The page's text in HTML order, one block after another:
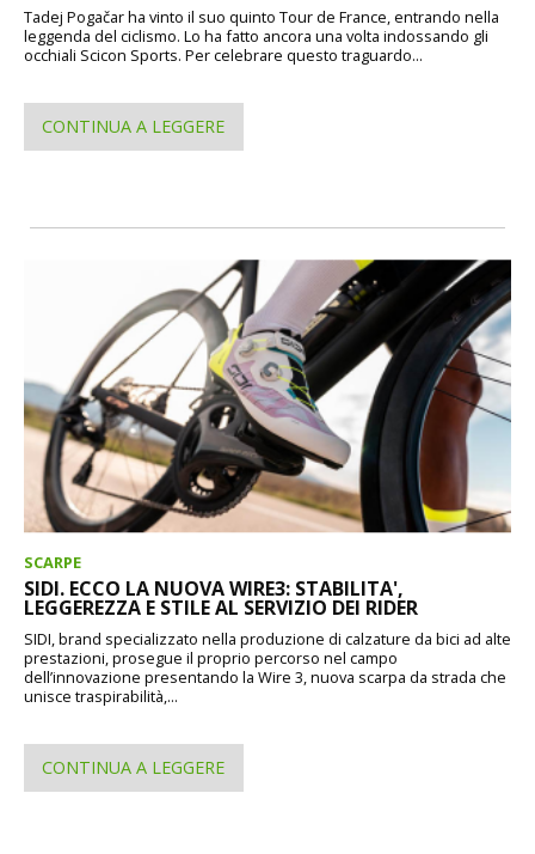
Tadej Pogačar ha vinto il suo quinto Tour de France, entrando nella
leggenda del ciclismo. Lo ha fatto ancora una volta indossando gli
occhiali Scicon Sports. Per celebrare questo traguardo...
CONTINUA A LEGGERE
SCARPE
SIDI. ECCO LA NUOVA WIRE3: STABILITA',
LEGGEREZZA E STILE AL SERVIZIO DEI RIDER
SIDI, brand specializzato nella produzione di calzature da bici ad alte
prestazioni, prosegue il proprio percorso nel campo
dell’innovazione presentando la Wire 3, nuova scarpa da strada che
unisce traspirabilità,...
CONTINUA A LEGGERE